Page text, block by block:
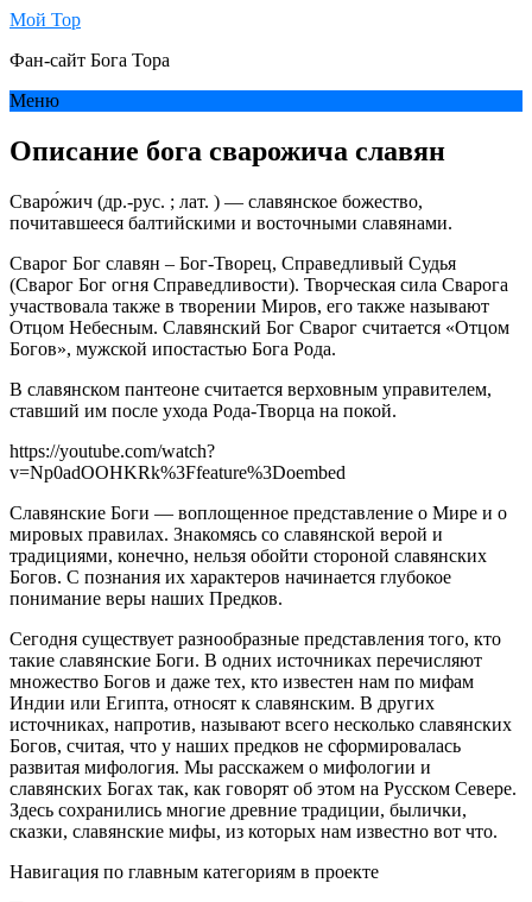
Мой Тор
Фан-сайт Бога Тора
Меню
Описание бога сварожича славян
Сваро́жич (др.-рус. ; лат. ) — славянское божество,
почитавшееся балтийскими и восточными славянами.
Сварог Бог славян – Бог-Творец, Справедливый Судья
(Сварог Бог огня Справедливости). Творческая сила Сварога
участвовала также в творении Миров, его также называют
Отцом Небесным. Славянский Бог Сварог считается «Отцом
Богов», мужской ипостастью Бога Рода.
В славянском пантеоне считается верховным управителем,
ставший им после ухода Рода-Творца на покой.
https://youtube.com/watch?
v=Np0adOOHKRk%3Ffeature%3Doembed
Славянские Боги — воплощенное представление о Мире и о
мировых правилах. Знакомясь со славянской верой и
традициями, конечно, нельзя обойти стороной славянских
Богов. С познания их характеров начинается глубокое
понимание веры наших Предков.
Сегодня существует разнообразные представления того, кто
такие славянские Боги. В одних источниках перечисляют
множество Богов и даже тех, кто известен нам по мифам
Индии или Египта, относят к славянским. В других
источниках, напротив, называют всего несколько славянских
Богов, считая, что у наших предков не сформировалась
развитая мифология. Мы расскажем о мифологии и
славянских Богах так, как говорят об этом на Русском Севере.
Здесь сохранились многие древние традиции, былички,
сказки, славянские мифы, из которых нам известно вот что.
Навигация по главным категориям в проекте